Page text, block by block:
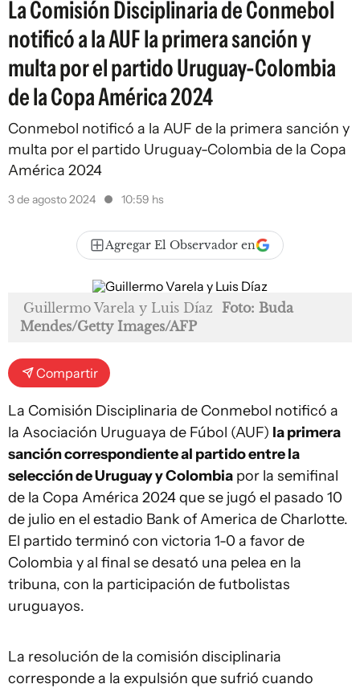
La Comisión Disciplinaria de Conmebol
notificó a la AUF la primera sanción y
multa por el partido Uruguay-Colombia
de la Copa América 2024
Conmebol notificó a la AUF de la primera sanción y
multa por el partido Uruguay-Colombia de la Copa
América 2024
3 de agosto 2024 10:59 hs
Agregar El Observador en
Guillermo Varela y Luis Díaz Foto: Buda
Mendes/Getty Images/AFP
Compartir
La Comisión Disciplinaria de Conmebol notificó a
la Asociación Uruguaya de Fúbol (AUF) la primera
sanción correspondiente al partido entre la
selección de Uruguay y Colombia por la semifinal
de la Copa América 2024 que se jugó el pasado 10
de julio en el estadio Bank of America de Charlotte.
El partido terminó con victoria 1-0 a favor de
Colombia y al final se desató una pelea en la
tribuna, con la participación de futbolistas
uruguayos.
La resolución de la comisión disciplinaria
corresponde a la expulsión que sufrió cuando